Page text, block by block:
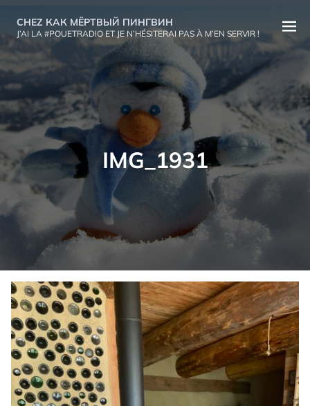
contenu
CHEZ КАК МЁРТВЫЙ ПИНГВИН
J’AI LA #POUETRADIO ET JE N’HÉSITERAI PAS À M’EN SERVIR !
le
IMG_1931